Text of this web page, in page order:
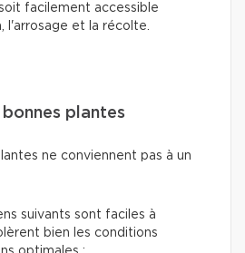
facilement accessible
l'arrosage et la récolte.
plantes
ne conviennent pas à un
suivants sont faciles à
bien les conditions